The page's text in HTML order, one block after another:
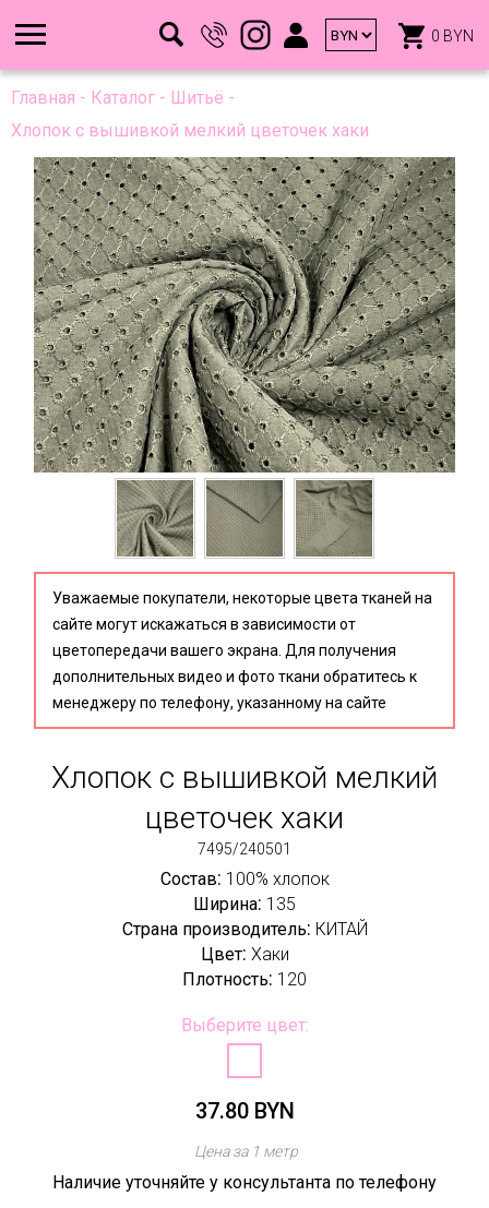
0 BYN
Главная - Каталог - Шитьё -
Хлопок с вышивкой мелкий цветочек хаки
Уважаемые покупатели, некоторые цвета тканей на
сайте могут искажаться в зависимости от
цветопередачи вашего экрана. Для получения
дополнительных видео и фото ткани обратитесь к
менеджеру по телефону, указанному на сайте
Хлопок с вышивкой мелкий
цветочек хаки
7495/240501
Состав: 100% хлопок
Ширина: 135
Страна производитель: КИТАЙ
Цвет: Хаки
Плотность: 120
Выберите цвет:
37.80 BYN
Цена за 1 метр
Наличие уточняйте у консультанта по телефону